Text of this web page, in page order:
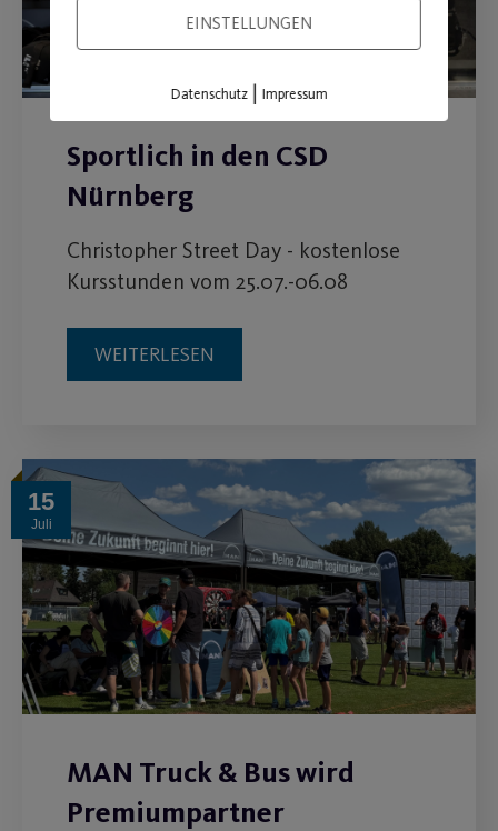
Sportlich in den CSD
Nürnberg
Christopher Street Day - kostenlose
Kursstunden vom 25.07.-06.08
WEITERLESEN
15
Juli
MAN Truck & Bus wird
Premiumpartner
EINSTELLUNGEN
Datenschutz| Impressum